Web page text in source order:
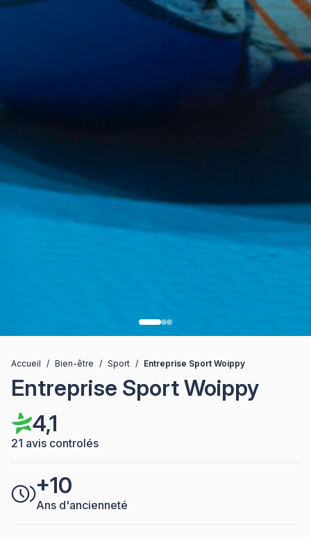
Accueil / Bien-être / Sport / Entreprise Sport Woippy
Entreprise Sport Woippy
4,1
21 avis controlés
+10
Ans d'ancienneté